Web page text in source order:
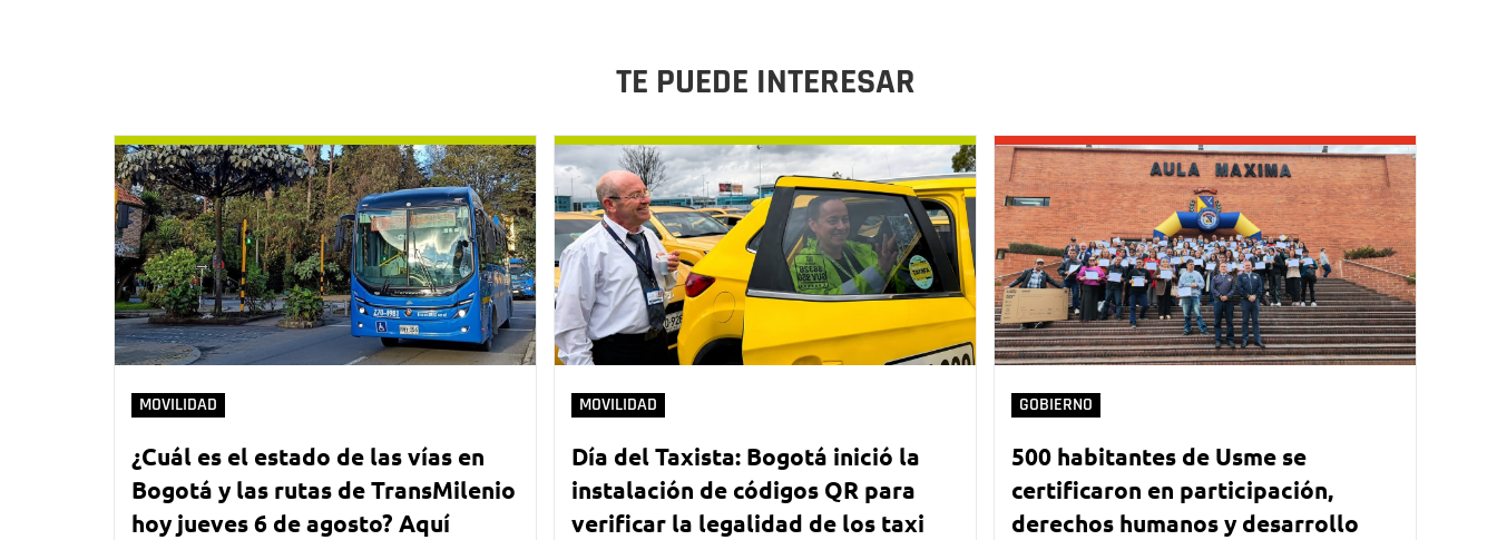
TE PUEDE INTERESAR
MOVILIDAD
¿Cuál es el estado de las vías en
Bogotá y las rutas de TransMilenio
hoy jueves 6 de agosto? Aquí
MOVILIDAD
Día del Taxista: Bogotá inició la
instalación de códigos QR para
verificar la legalidad de los taxi
GOBIERNO
500 habitantes de Usme se
certificaron en participación,
derechos humanos y desarrollo